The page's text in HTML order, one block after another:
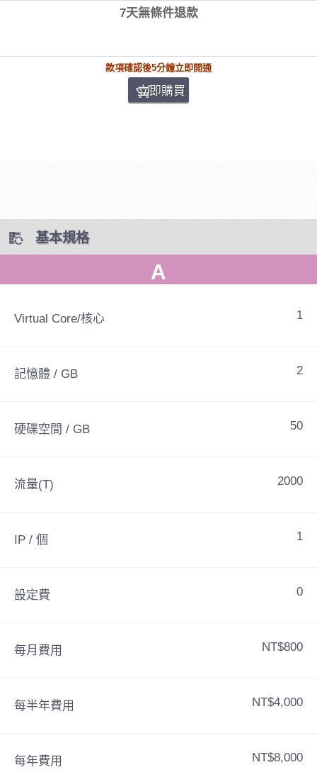
7天無條件退款
款項確認後5分鐘立即開通
立即購買
基本規格
A
Virtual Core/核心 1
記憶體 / GB 2
硬碟空間 / GB 50
流量(T) 2000
IP / 個 1
設定費 0
每月費用 NT$800
每半年費用 NT$4,000
每年費用 NT$8,000